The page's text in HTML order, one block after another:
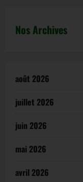
Nos Archives
août 2026
juillet 2026
juin 2026
mai 2026
avril 2026